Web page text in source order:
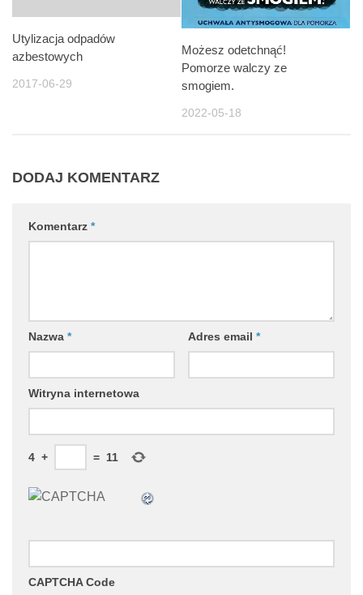
Utylizacja odpadów
azbestowych
2017-06-29
Możesz odetchnąć!
Pomorze walczy ze
smogiem.
2022-05-18
DODAJ KOMENTARZ
Komentarz *
Nazwa * Adres email *
Witryna internetowa
4 + = 11
CAPTCHA Code